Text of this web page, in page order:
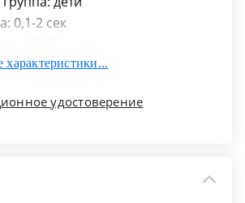
0,1-2 сек
давление: 10-80 мбар
утечек: до 25% от минутного
характеристики...
удостоверение